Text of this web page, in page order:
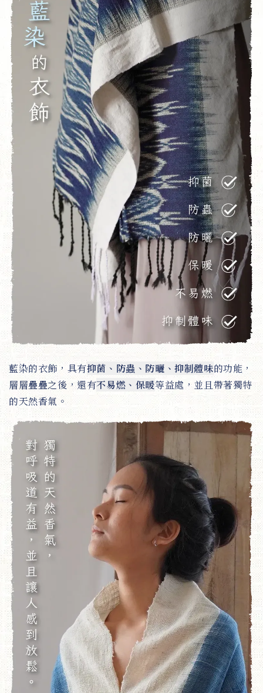
藍染的衣飾，具有抑菌、防蟲、防曬、抑制體味的功能，
層層疊疊之後，還有不易燃、保暖等益處，並且帶著獨特
的天然香氣。